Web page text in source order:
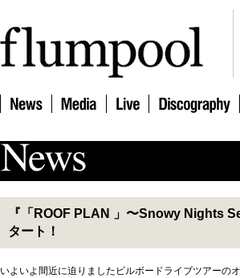
『「ROOF PLAN 」〜Snowy Nights
タート！
いよいよ間近に迫りましたビルボードライブツアーの